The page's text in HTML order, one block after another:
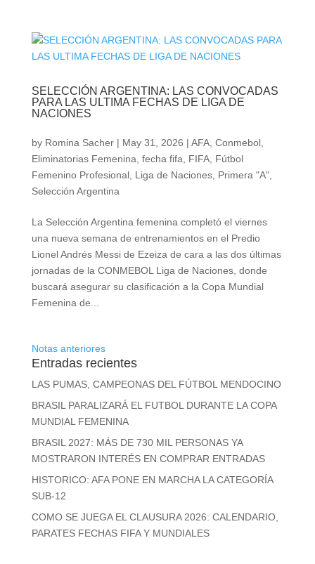
SELECCIÓN ARGENTINA: LAS CONVOCADAS
PARA LAS ULTIMA FECHAS DE LIGA DE
NACIONES
by Romina Sacher| May 31, 2026 | AFA, Conmebol,
Eliminatorias Femenina fecha fifa FIFA, Fútbol
Femenino Profesional, Liga de Naciones, Primera "A",
Selección Argentina
La Selección Argentina femenina completó el viernes
una nueva semana de entrenamientos en el Predio
Lionel Andrés Messi de Ezeiza de cara a las dos últimas
jornadas de la CONMEBOL Liga de Naciones, donde
buscará asegurar su clasificación a la Copa Mundial
Femenina de...
Notas anteriores
Entradas recientes
LAS PUMAS, CAMPEONAS DEL FÚTBOL MENDOCINO
BRASIL PARALIZARÁ EL FUTBOL DURANTE LA COPA
MUNDIAL FEMENINA
BRASIL 2027: MÁS DE 730 MIL PERSONAS YA
MOSTRARON INTERÉS EN COMPRAR ENTRADAS
HISTORICO: AFA PONE EN MARCHA LA CATEGORÍA
SUB-12
COMO SE JUEGA EL CLAUSURA 2026: CALENDARIO,
PARATES FECHAS FIFA Y MUNDIALES